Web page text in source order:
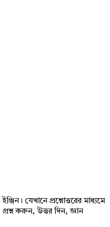
যেখানে প্রশ্নোত্তরের মাধ্যমে
করুন, উত্তর দিন, জ্ঞান